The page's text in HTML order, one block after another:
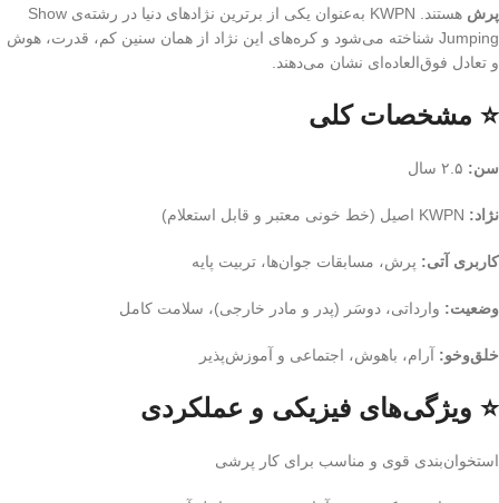
پرش
هستند. KWPN به‌عنوان یکی از برترین نژادهای دنیا در رشته‌ی Show
Jumping شناخته می‌شود و کره‌های این نژاد از همان سنین کم، قدرت، هوش
و تعادل فوق‌العاده‌ای نشان می‌دهند.
⭐ مشخصات کلی
سن:
نژاد:
کاربری آتی: پرش، مسابقات جوان‌ها، تربیت پایه
وضعیت: وارداتی، دوسَر (پدر و مادر خارجی)، سلامت کامل
خلق‌وخو: آرام، باهوش، اجتماعی و آموزش‌پذیر
⭐ ویژگی‌های فیزیکی و عملکردی
استخوان‌بندی قوی و مناسب برای کار پرشی